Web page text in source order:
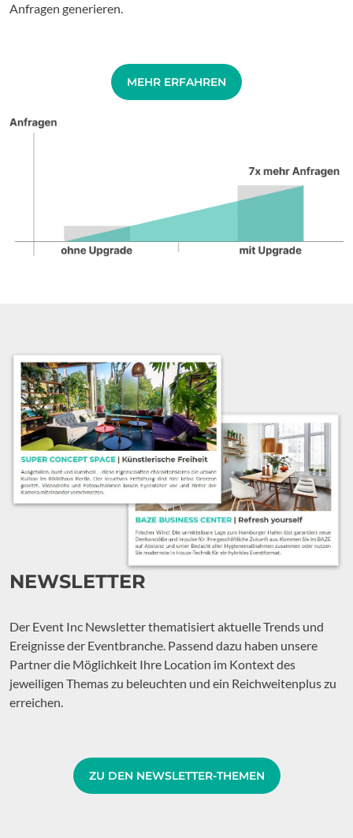
Anfragen generieren.
MEHR ERFAHREN
NEWSLETTER
Der Event Inc Newsletter thematisiert aktuelle Trends und
Ereignisse der Eventbranche. Passend dazu haben unsere
Partner die Möglichkeit Ihre Location im Kontext des
jeweiligen Themas zu beleuchten und ein Reichweitenplus zu
erreichen.
ZU DEN NEWSLETTER-THEMEN